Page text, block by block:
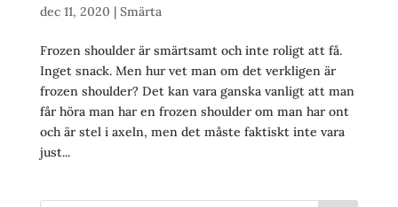
dec 11, 2020 | Smärta
Frozen shoulder är smärtsamt och inte roligt att få.
Inget snack. Men hur vet man om det verkligen är
frozen shoulder? Det kan vara ganska vanligt att man
får höra man har en frozen shoulder om man har ont
och är stel i axeln, men det måste faktiskt inte vara
just...